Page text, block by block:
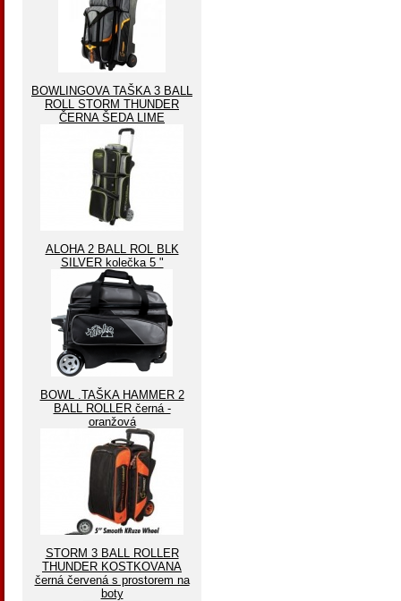
BOWLINGOVA TAŠKA 3 BALL
ROLL STORM THUNDER
ČERNA ŠEDA LIME
ALOHA 2 BALL ROL BLK
SILVER kolečka 5 "
BOWL .TAŠKA HAMMER 2
BALL ROLLER černá -
oranžová
STORM 3 BALL ROLLER
THUNDER KOSTKOVANA
černá červená s prostorem na
boty